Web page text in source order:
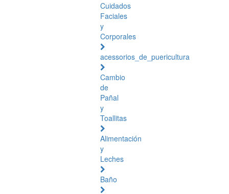
Cuidados
Faciales
y
Corporales
acessorios_de_puericultura
Cambio
de
Pañal
y
Toallitas
Alimentación
y
Leches
Baño